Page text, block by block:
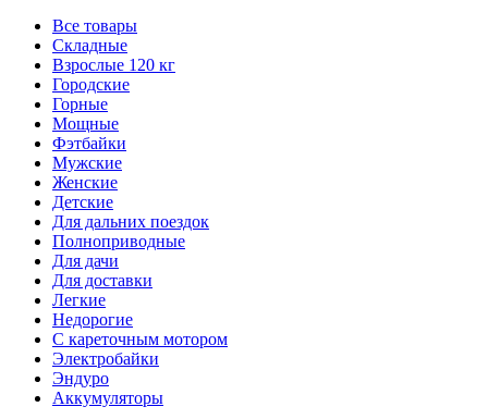
Все товары
Складные
Взрослые 120 кг
Городские
Горные
Мощные
Фэтбайки
Мужские
Женские
Детские
Для дальних поездок
Полноприводные
Для дачи
Для доставки
Легкие
Недорогие
С кареточным мотором
Электробайки
Эндуро
Аккумуляторы